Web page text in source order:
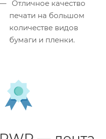
печати на большом
количестве видов
бумаги и пленки.